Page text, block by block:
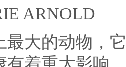
ARNOLD
最大的动物，